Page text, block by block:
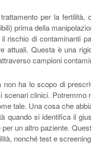
per la
prima della
rischio di contaminanti
attuali. Questa è una
campioni
non ha lo scopo di
scenari clinici.
tale. Una cosa che
quando si identifica il
un altro paziente.
nonché test e